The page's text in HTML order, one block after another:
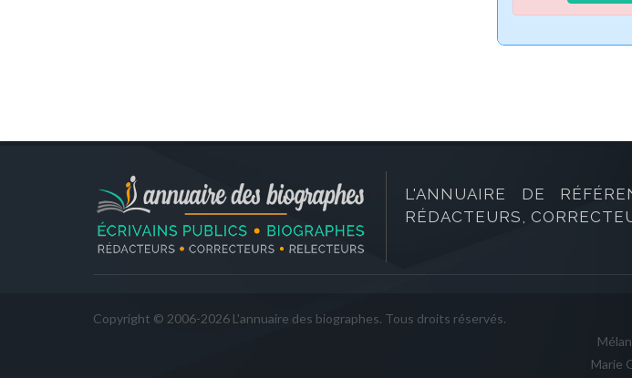
L'ANNUAIRE DE
RÉDACTEURS,
Copyright © 2006-2026 L'annuaire des biographes. Tous droits réservés.
Marie